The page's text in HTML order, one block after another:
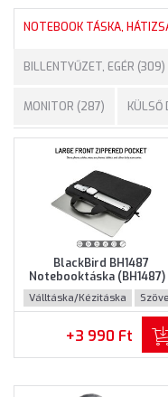
NOTEBOOK TÁSKA,
BILLENTYŰZET, EGÉR (309)
MONITOR (287) KÜLSŐ
BlackBird BH1487
Notebooktáska (BH1487)
Maximum 15.6" méretű
notebookokhoz -
színben
Válltáska/Kézitáska
+3 990 Ft